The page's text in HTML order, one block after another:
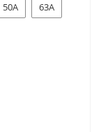
50A 63A